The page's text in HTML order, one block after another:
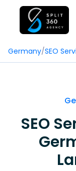
Germany/SEO
SEO